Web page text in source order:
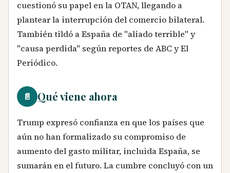
cuestionó su papel en la OTAN, llegando a
plantear la interrupción del comercio bilateral.
También tildó a España de "aliado terrible" y
"causa perdida" según reportes de ABC y El
Periódico.
📄 Qué viene ahora
Trump expresó confianza en que los países que
aún no han formalizado su compromiso de
aumento del gasto militar, incluida España, se
sumarán en el futuro. La cumbre concluyó con un